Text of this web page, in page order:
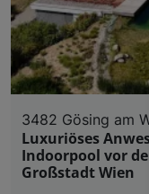
3482 Gösing am
Luxuriöses
Indoorpool vor
Großstadt Wien